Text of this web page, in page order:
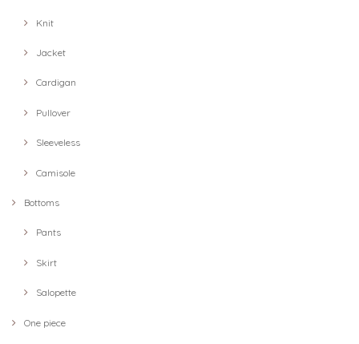
Knit
Jacket
Cardigan
Pullover
Sleeveless
Camisole
Bottoms
Pants
Skirt
Salopette
One piece